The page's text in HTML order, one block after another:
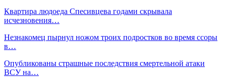
Квартира людоеда Спесивцева годами скрывала
исчезновения…
Незнакомец пырнул ножом троих подростков во время ссоры
в…
Опубликованы страшные последствия смертельной атаки
ВСУ на…